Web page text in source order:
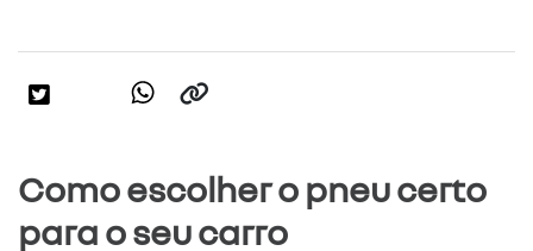
Como escolher o pneu certo
para o seu carro